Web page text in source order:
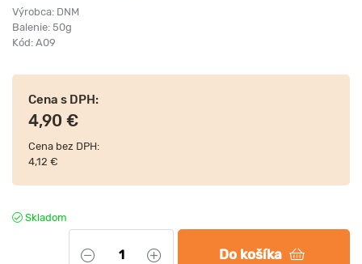
Výrobca: DNM
Balenie: 50g
Kód: A09
Cena s DPH:
4,90 €
Cena bez DPH:
4,12 €
Skladom
Do košíka